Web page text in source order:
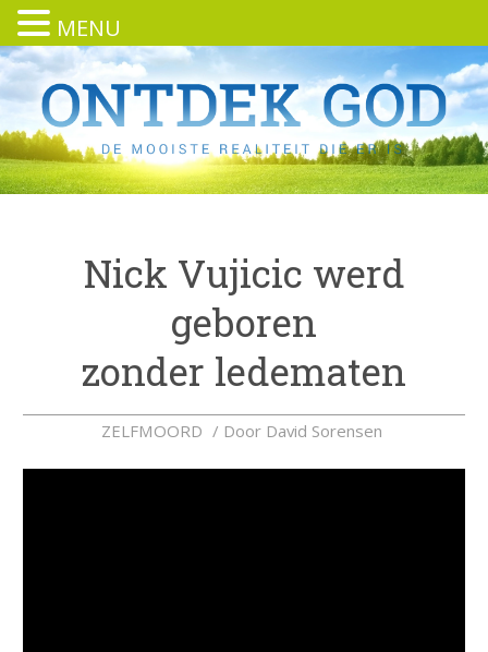
Nick Vujicic werd
geboren
zonder ledematen
ZELFMOORD / Door David Sorensen
MENU